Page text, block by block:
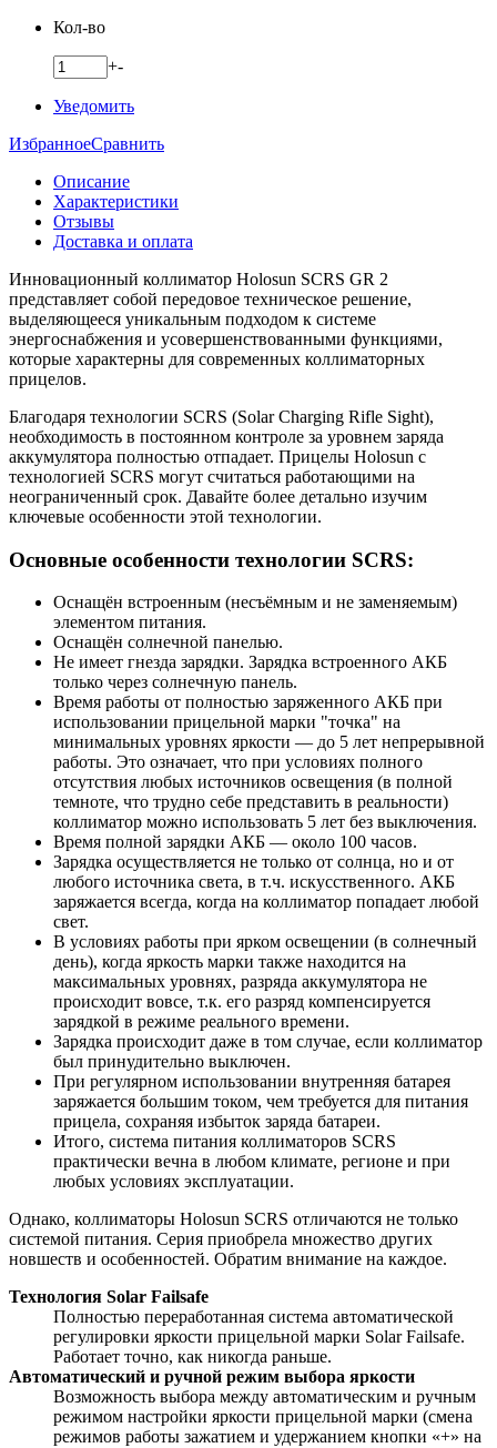
Кол-во
+-
Уведомить
ИзбранноеСравнить
Описание
Характеристики
Отзывы
Доставка и оплата
Инновационный коллиматор Holosun SCRS GR 2
представляет собой передовое техническое решение,
выделяющееся уникальным подходом к системе
энергоснабжения и усовершенствованными функциями,
которые характерны для современных коллиматорных
прицелов.
Благодаря технологии SCRS (Solar Charging Rifle Sight),
необходимость в постоянном контроле за уровнем заряда
аккумулятора полностью отпадает. Прицелы Holosun с
технологией SCRS могут считаться работающими на
неограниченный срок. Давайте более детально изучим
ключевые особенности этой технологии.
Основные особенности технологии SCRS:
Оснащён встроенным (несъёмным и не заменяемым)
элементом питания.
Оснащён солнечной панелью.
Не имеет гнезда зарядки. Зарядка встроенного АКБ
только через солнечную панель.
Время работы от полностью заряженного АКБ при
использовании прицельной марки "точка" на
минимальных уровнях яркости — до 5 лет непрерывной
работы. Это означает, что при условиях полного
отсутствия любых источников освещения (в полной
темноте, что трудно себе представить в реальности)
коллиматор можно использовать 5 лет без выключения.
Время полной зарядки АКБ — около 100 часов.
Зарядка осуществляется не только от солнца, но и от
любого источника света, в т.ч. искусственного. АКБ
заряжается всегда, когда на коллиматор попадает любой
свет.
В условиях работы при ярком освещении (в солнечный
день), когда яркость марки также находится на
максимальных уровнях, разряда аккумулятора не
происходит вовсе, т.к. его разряд компенсируется
зарядкой в режиме реального времени.
Зарядка происходит даже в том случае, если коллиматор
был принудительно выключен.
При регулярном использовании внутренняя батарея
заряжается большим током, чем требуется для питания
прицела, сохраняя избыток заряда батареи.
Итого, система питания коллиматоров SCRS
практически вечна в любом климате, регионе и при
любых условиях эксплуатации.
Однако, коллиматоры Holosun SCRS отличаются не только
системой питания. Серия приобрела множество других
новшеств и особенностей. Обратим внимание на каждое.
Технология Solar Failsafe
Полностью переработанная система автоматической
регулировки яркости прицельной марки Solar Failsafe.
Работает точно, как никогда раньше.
Автоматический и ручной режим выбора яркости
Возможность выбора между автоматическим и ручным
режимом настройки яркости прицельной марки (смена
режимов работы зажатием и удержанием кнопки «+» на